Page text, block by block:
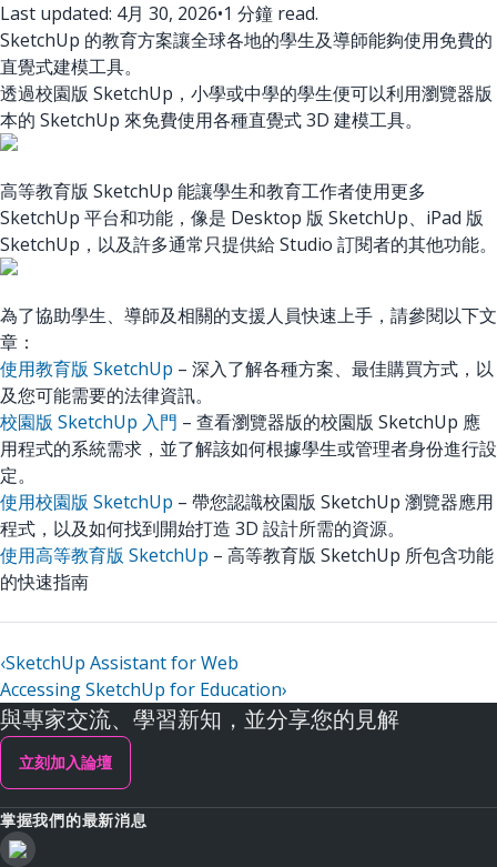
Last updated: 4月 30, 2026•1 分鐘 read.
SketchUp 的教育方案讓全球各地的學生及導師能夠使用免費的
直覺式建模工具。
透過校園版 SketchUp，小學或中學的學生便可以利用瀏覽器版
本的 SketchUp 來免費使用各種直覺式 3D 建模工具。
高等教育版 SketchUp 能讓學生和教育工作者使用更多
SketchUp 平台和功能，像是 Desktop 版 SketchUp、iPad 版
SketchUp，以及許多通常只提供給 Studio 訂閱者的其他功能。
為了協助學生、導師及相關的支援人員快速上手，請參閱以下文
章：
使用教育版 SketchUp – 深入了解各種方案、最佳購買方式，以
及您可能需要的法律資訊。
校園版 SketchUp 入門 – 查看瀏覽器版的校園版 SketchUp 應
用程式的系統需求，並了解該如何根據學生或管理者身份進行設
定。
使用校園版 SketchUp – 帶您認識校園版 SketchUp 瀏覽器應用
程式，以及如何找到開始打造 3D 設計所需的資源。
使用高等教育版 SketchUp – 高等教育版 SketchUp 所包含功能
的快速指南
‹SketchUp Assistant for Web
Accessing SketchUp for Education›
與專家交流、學習新知，並分享您的見解
立刻加入論壇
掌握我們的最新消息